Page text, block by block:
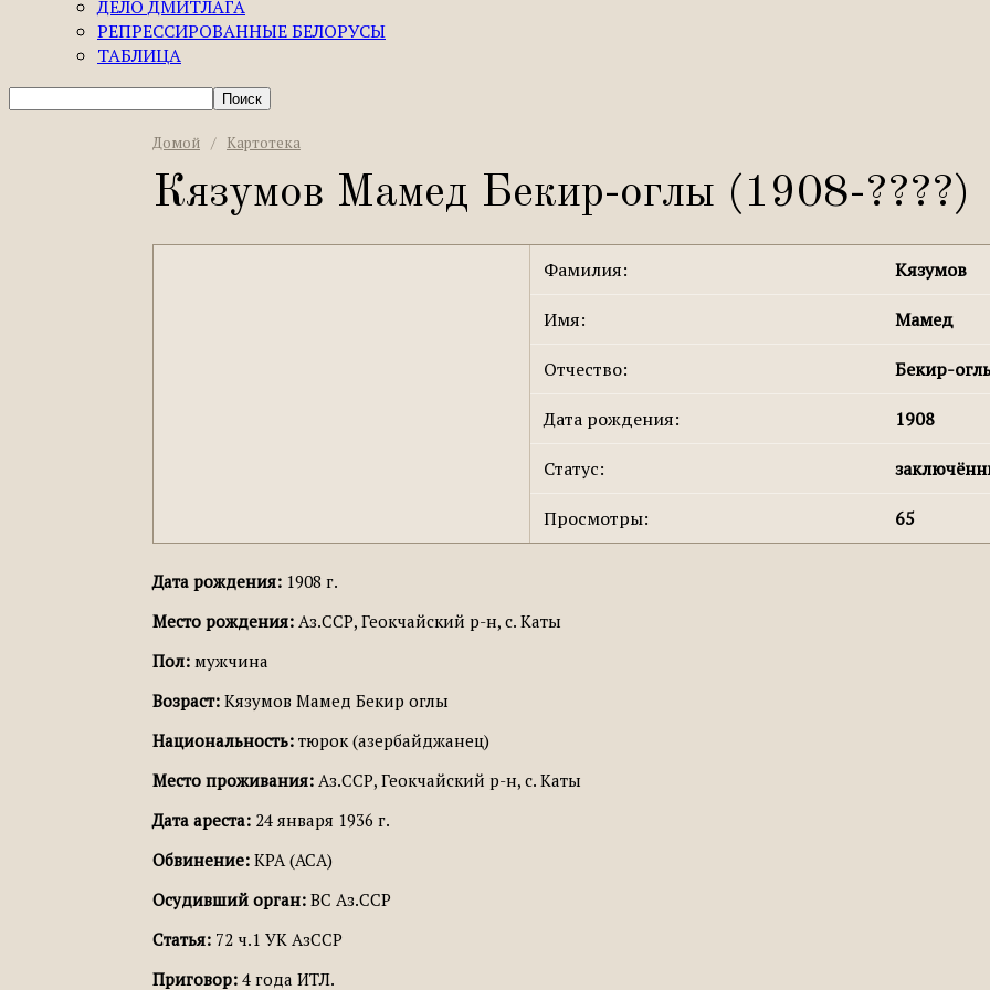
ДЕЛО ДМИТЛАГА
РЕПРЕССИРОВАННЫЕ БЕЛОРУСЫ
ТАБЛИЦА
Домой / Картотека
Кязумов Мамед Бекир-оглы (1908-????)
Фамилия: Кязумов
Имя: Мамед
Отчество: Бекир-
Дата рождения: 1908
Статус:
Просмотры: 65
Дата рождения: 1908 г.
Место рождения: Аз.ССР, Геокчайский р-н, с. Каты
Пол: мужчина
Возраст: Кязумов Мамед Бекир оглы
Национальность: тюрок (азербайджанец)
Место проживания: Аз.ССР, Геокчайский р-н, с. Каты
Дата ареста: 24 января 1936 г.
Обвинение: КРА (АСА)
Осудивший орган: ВС Аз.ССР
Статья: 72 ч.1 УК АзССР
Приговор: 4 года ИТЛ.